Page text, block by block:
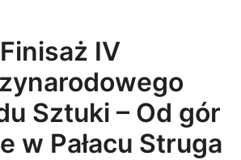
Finisaż IV
Sztuki – Od gór
w Pałacu Struga